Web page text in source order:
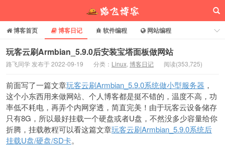
路飞博客
博客首页 博客日记 软件编程
网站编程
电脑常识
分享乐园 博客介绍
玩客云刷Armbian_5.9.0后安装宝塔面板做网站
路飞同学 发布于 2022-09-19 分类： Linux 博客日记 阅读(353,725)
前面写了一篇文章玩客云刷Armbian_5.9.0系统做小型服务器 ，
这个小东西用来做网站、个人博客都是挺不错的，温度不高，功
率低不耗电，再弄个内网穿透，简直完美！由于玩客云设备储存
只有8G，所以最好挂载一个硬盘或者U盘，不然没多少容量给你
折腾，挂载教程可以看这篇文章玩客云刷Armbian_5.9.0系统后
挂载U盘/硬盘/SD卡。